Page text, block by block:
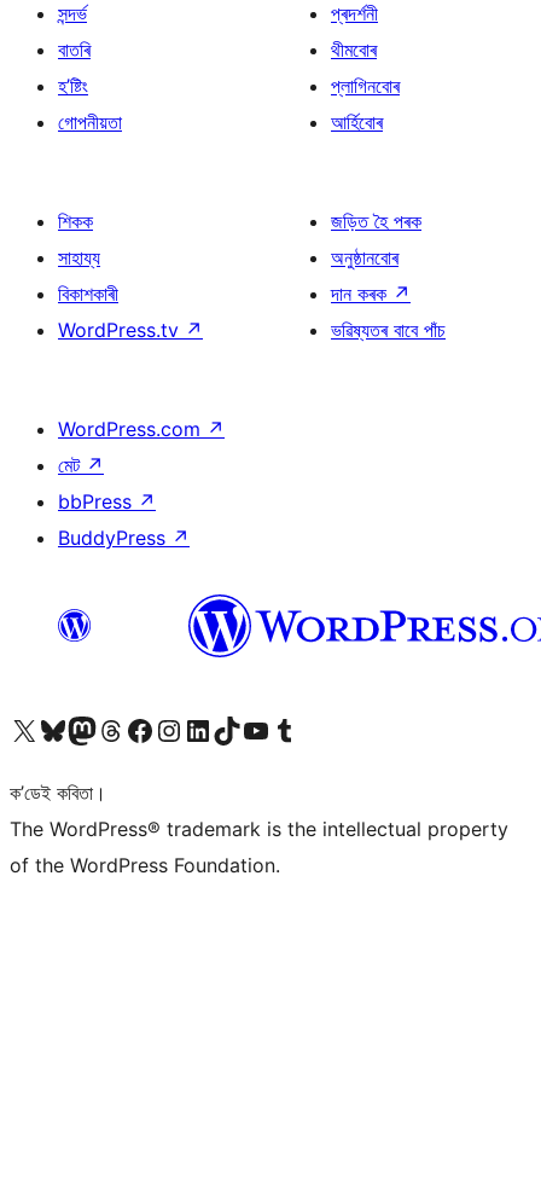
সন্দৰ্ভ
বাতৰি
হ’ষ্টিং
গোপনীয়তা
প্ৰদৰ্শনী
থীমবোৰ
প্লাগিনবোৰ
আৰ্হিবোৰ
শিকক
সাহায্য
বিকাশকাৰী
WordPress.tv ↗
জড়িত হৈ পৰক
অনুষ্ঠানবোৰ
দান কৰক ↗
ভৱিষ্যতৰ বাবে পাঁচ
WordPress.com ↗
মেট ↗
bbPress ↗
BuddyPress ↗
আমাৰ X (আগৰ Twitter) একাউণ্টলৈ যাওকআমাৰ Bluesky একাউণ্টলৈ যাওকআমাৰ Mastodon একাউণ্টলৈ যাওকআমাৰ Threads একাউণ্টলৈ যাওকআমাৰ Facebook পৃষ্ঠালৈ যাওকআমাৰ Instagram একাউণ্টলৈ যাওকআমাৰ LinkedIn একাউণ্টলৈ যাওকআমাৰ TikTok একাউণ্টলৈ যাওকআমাৰ YouTube চেনেললৈ যাওকআমাৰ Tumblr একাউণ্টলৈ যাওক
ক’ডেই কবিতা।
The WordPress® trademark is the intellectual property
of the WordPress Foundation.